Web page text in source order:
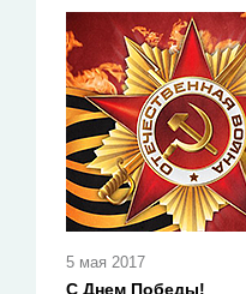
5 мая 2017
C Днем Победы!